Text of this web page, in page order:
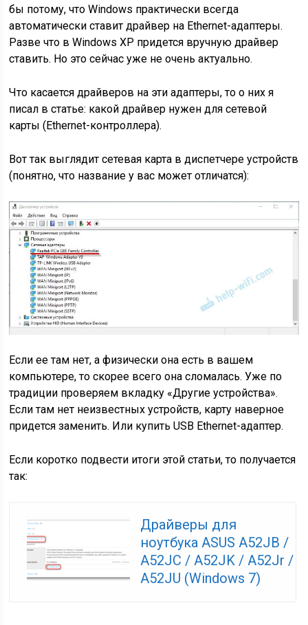
бы потому, что Windows практически всегда
автоматически ставит драйвер на Ethernet-адаптеры.
Разве что в Windows XP придется вручную драйвер
ставить. Но это сейчас уже не очень актуально.
Что касается драйверов на эти адаптеры, то о них я
писал в статье: какой драйвер нужен для сетевой
карты (Ethernet-контроллера).
Вот так выглядит сетевая карта в диспетчере устройств
(понятно, что название у вас может отличатся):
Если ее там нет, а физически она есть в вашем
компьютере, то скорее всего она сломалась. Уже по
традиции проверяем вкладку «Другие устройства».
Если там нет неизвестных устройств, карту наверное
придется заменить. Или купить USB Ethernet-адаптер.
Если коротко подвести итоги этой статьи, то получается
так:
Драйверы для
ноутбука ASUS A52JB /
A52JC / A52JK / A52Jr /
A52JU (Windows 7)